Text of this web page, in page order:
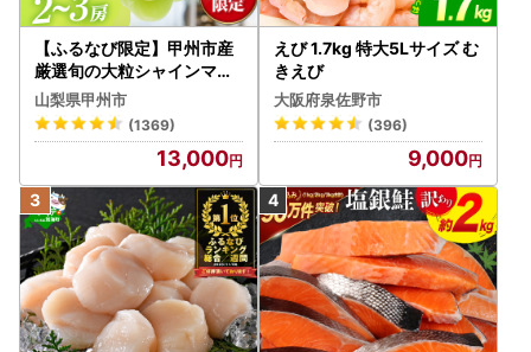
【ふるなび限定】甲州市産
厳選旬の大粒シャインマス
カット 約1.3kg 2～3房【2
026年発送】（MG）B12-
472 FN-Limited-VO シャ
インマスカット フルーツ
山梨県甲州市
(1369)
13,000
えび 1.7kg 特大5Lサイズ む
きえび
大阪府泉佐野市
(396)
9,000